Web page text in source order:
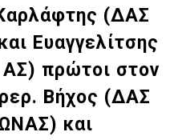
(ΔΑΣ
Ευαγγελίτσης
πρώτοι στον
Βήχος (ΔΑΣ
και